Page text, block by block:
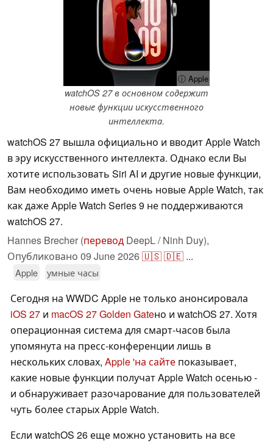
ⓘ Apple
watchOS 27 в основном содержит
новые функции искусственного
интеллекта.
watchOS 27 вышла официально и вводит Apple Watch
в эру искусственного интеллекта. Однако если Вы
хотите использовать Siri AI и другие новые функции,
Вам необходимо иметь очень новые Apple Watch, так
как даже Apple Watch Series 9 не поддерживаются
watchOS 27.
Hannes Brecher (перевод DeepL / Ninh Duy),
Опубликовано 09 June 2026🇺🇸🇩🇪 ...
Apple умные часы
Сегодня на WWDC Apple не только анонсировала
iOS 27 и macOS 27 Golden Gateно и watchOS 27. Хотя
операционная система для смарт-часов была
упомянута на пресс-конференции лишь в
нескольких словах, Apple 'на сайте показывает,
какие новые функции получат Apple Watch осенью -
и обнаруживает разочарование для пользователей
чуть более старых Apple Watch.
Если watchOS 26 еще можно установить на все